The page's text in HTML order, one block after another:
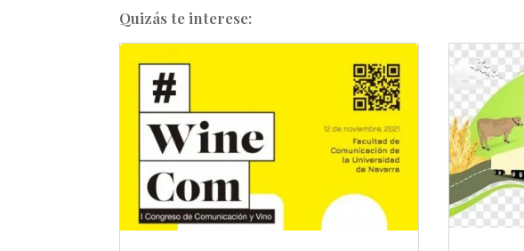
Quizás te interese: